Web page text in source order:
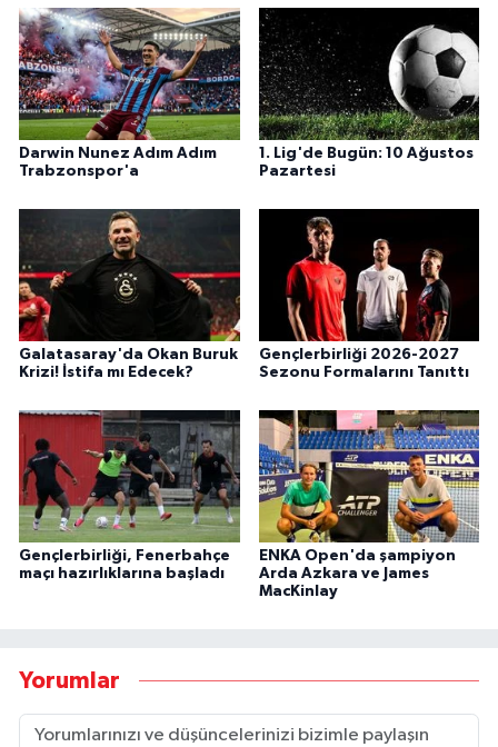
Darwin Nunez Adım Adım
Trabzonspor'a
1. Lig'de Bugün: 10 Ağustos
Pazartesi
Galatasaray'da Okan Buruk
Krizi! İstifa mı Edecek?
Gençlerbirliği 2026-2027
Sezonu Formalarını Tanıttı
Gençlerbirliği, Fenerbahçe
maçı hazırlıklarına başladı
ENKA Open'da şampiyon
Arda Azkara ve James
MacKinlay
Yorumlar